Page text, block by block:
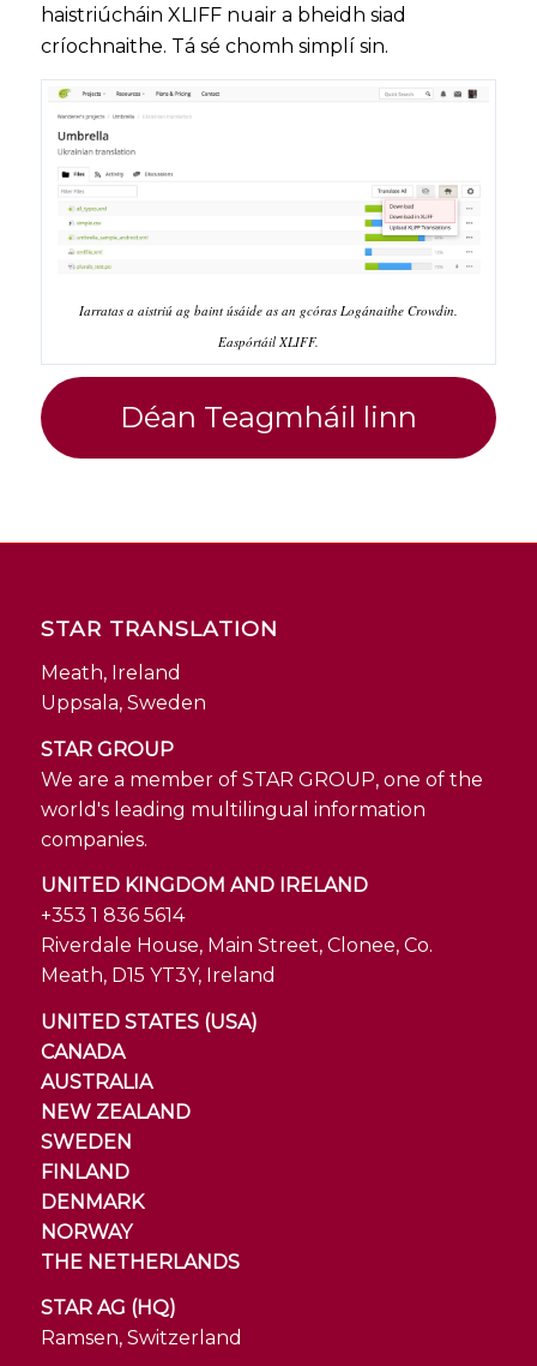
haistriúcháin XLIFF nuair a bheidh siad
críochnaithe. Tá sé chomh simplí sin.
Iarratas a aistriú ag baint úsáide as an gcóras Logánaithe Crowdin.
Easpórtáil XLIFF.
Déan Teagmháil linn
STAR TRANSLATION
Meath, Ireland
Uppsala, Sweden
STAR GROUP
We are a member of STAR GROUP, one of the
world's leading multilingual information
companies.
UNITED KINGDOM AND IRELAND
+353 1 836 5614
Riverdale House, Main Street, Clonee, Co.
Meath, D15 YT3Y, Ireland
UNITED STATES (USA)
CANADA
AUSTRALIA
NEW ZEALAND
SWEDEN
FINLAND
DENMARK
NORWAY
THE NETHERLANDS
STAR AG (HQ)
Ramsen, Switzerland